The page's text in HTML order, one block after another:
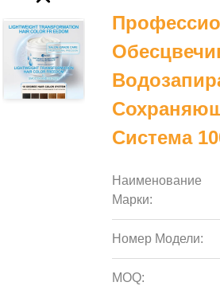
Система
Наименование
Марки:
Номер Модели:
MOQ: